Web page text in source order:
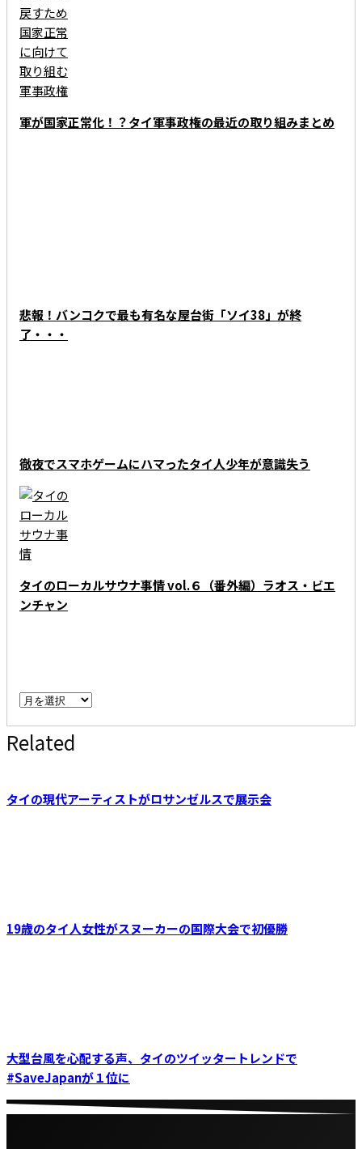
軍が国家正常化！？タイ軍事政権の最近の取り組みまとめ
悲報！バンコクで最も有名な屋台街「ソイ38」が終
了・・・
徹夜でスマホゲームにハマったタイ人少年が意識失う
タイのローカルサウナ事情 vol.６（番外編）ラオス・ビエ
ンチャン
ARCHIVE
月
ー
Related
タイの現代アーティストがロサンゼルスで展示会
19歳のタイ人女性がスヌーカーの国際大会で初優勝
大型台風を心配する声、タイのツイッタートレンドで
#SaveJapanが１位に